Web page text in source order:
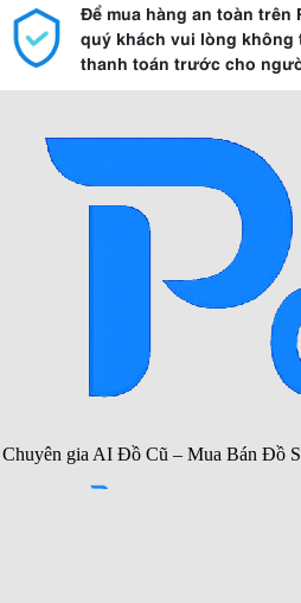
Để mua hàng an toàn trên
quý khách vui lòng không
thanh toán trước cho